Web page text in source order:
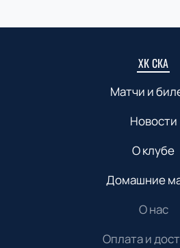
ХК СКА
Матчи и
Новости
О клубе
Домашние
О нас
Оплата и